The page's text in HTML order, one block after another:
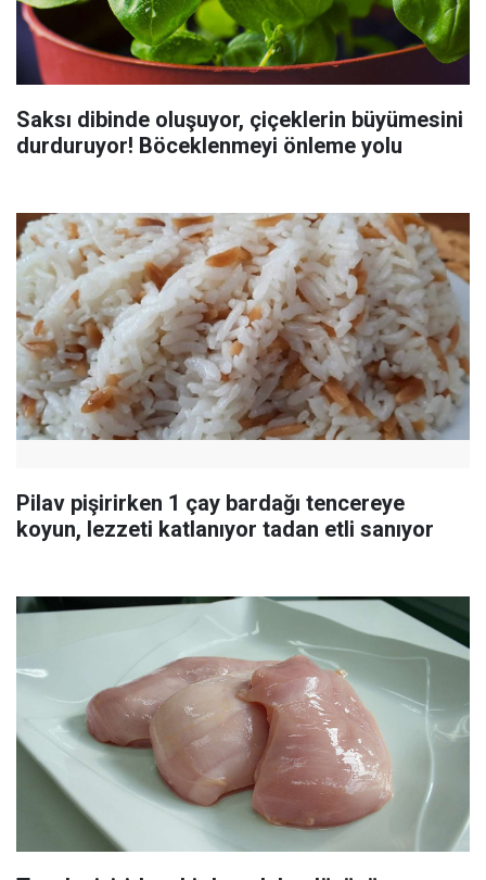
Saksı dibinde oluşuyor, çiçeklerin büyümesini
durduruyor! Böceklenmeyi önleme yolu
Pilav pişirirken 1 çay bardağı tencereye
koyun, lezzeti katlanıyor tadan etli sanıyor